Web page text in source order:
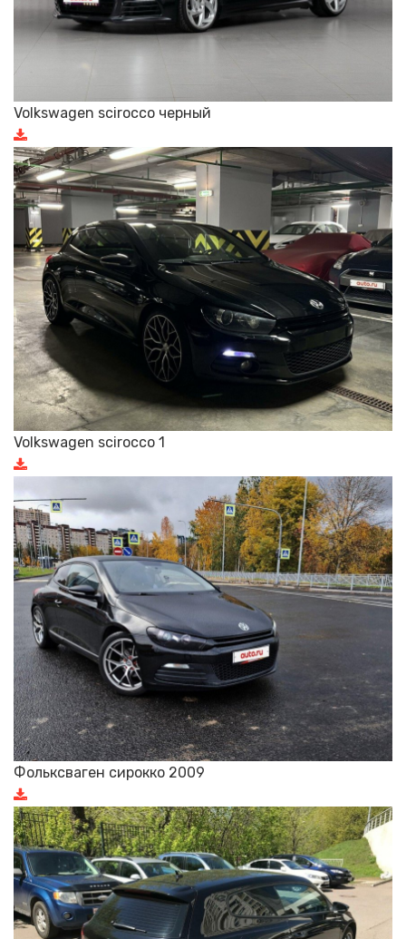
Volkswagen scirocco черный
Volkswagen scirocco 1
Фольксваген сирокко 2009